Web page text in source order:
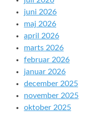
juni 2026
maj 2026
april 2026
marts 2026
februar 2026
januar 2026
december 2025
november 2025
oktober 2025